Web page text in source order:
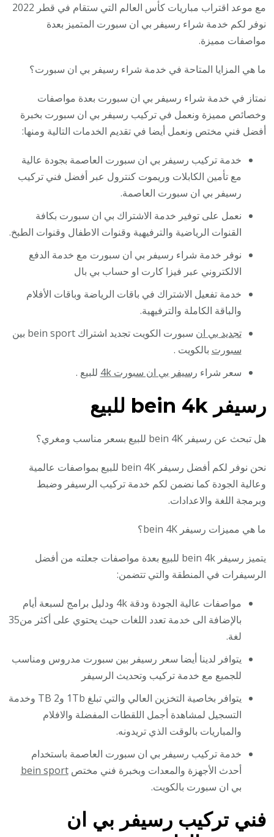
مع موعد اقتراب مباريات كأس العالم التي ستقام في قطر 2022
نوفر لكم خدمة شراء رسيفر بي ان سبورت المتميز بعدة
مواصفات مميزة.
ما هي المزايا المتاحة في خدمة شراء رسيفر بي ان سبورت؟
نمتاز في خدمة شراء رسيفر بي ان سبورت بعدة مواصفات
وخصائص مميزة ونعمل في تركيب رسيفر بي ان سبورت بخبرة
أفضل فني مختص ونعمل أيضا في تقديم الخدمات التالية ومنها:
خدمة تركيب رسيفر بي ان سبورت العاصمة بجودة عالية
مع تأمين الكابلات وريموت كنترول عبر أفضل فني تركيب
رسيفر بي ان سبورت العاصمة.
نعمل على توفير خدمة الاشتراك بي ان سبورت بكافة
القنوات الرياضية والترفيهية وقنوات الاطفال وقنوات الطبخ.
نوفر خدمة شراء رسيفر بي ان سبورت مع خدمة الدفع
الالكتروني عبر فيزا كارت او حساب بي بال
خدمة تفعيل الاشتراك في باقات الرياضة وباقات الأفلام
والباقة الكاملة والترفيهية.
تجديد بي ان سبورت الكويت تجديد اشتراك bein sport
بين
سبورت بالكويت .
سعر شراء رسيفر بي ان سبورت 4k للبيع .
رسيفر bein 4k للبيع
هل تبحث عن رسيفر bein 4K للبيع بسعر مناسب ومغري؟
نحن نوفر لكم أفضل رسيفر bein 4K للبيع بمواصفات عالمية
وعالية الجودة كما نضمن لكم خدمة تركيب الرسيفر وضبط
وبرمجة اللغة والاعدادات.
ما هي مميزات رسيفر bein 4K؟
يتميز رسيفر bein 4k للبيع بعدة مواصفات جعلته من أفضل
الرسيفرات في المنطقة والتي تتضمن:
مواصفات عالية الجودة ودقة 4k ودليل برامج لسبعة أيام
بالإضافة الى خدمة تعدد اللغات حيث يحتوي على أكثر من35
لغة.
يتوافر لدينا أيضا سعر رسيفر بين سبورت مدروس ومناسب
للجميع مع خدمة تركيب وتحديث الرسيفر
يتوافر بخاصية التخزين العالي والتي تبلغ 1Tb و2 TB وخدمة
التسجيل لمشاهدة أجمل اللقطات المفضلة والافلام
والمباريات بالوقت الذي تريدونه.
خدمة تركيب رسيفر بي ان سبورت العاصمة باستخدام
أحدث الأجهزة والمعدات وبخبرة فني مختصbein sport
بي ان سبورت بالكويت.
فني تركيب رسيفر بي ان